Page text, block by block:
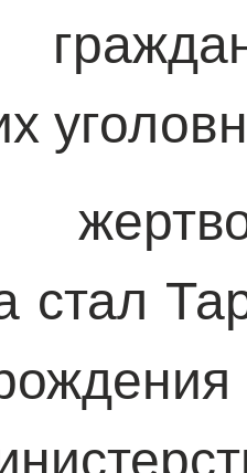
стал